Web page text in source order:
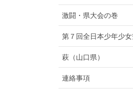
激闘・県大会の巻
第７回全日本少年少
萩（山口県）
連絡事項